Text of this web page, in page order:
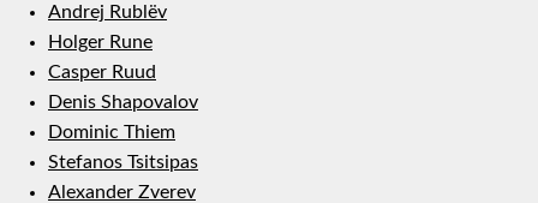
Andrej Rublëv
Holger Rune
Casper Ruud
Denis Shapovalov
Dominic Thiem
Stefanos Tsitsipas
Alexander Zverev